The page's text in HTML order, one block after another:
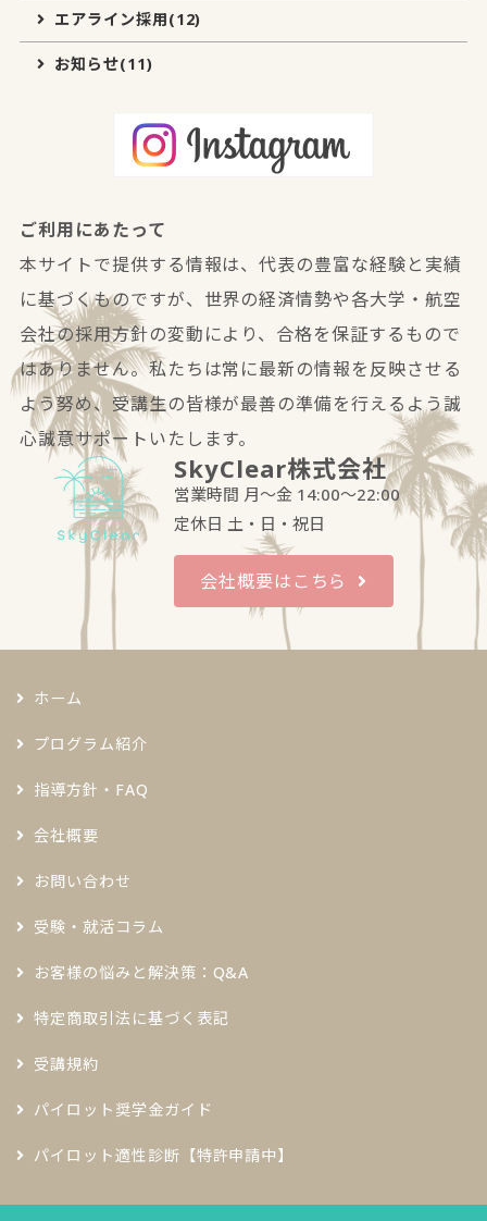
エアライン採用(12)
お知らせ(11)
ご利用にあたって
本サイトで提供する情報は、代表の豊富な経験と実績
に基づくものですが、世界の経済情勢や各大学・航空
会社の採用方針の変動により、合格を保証するもので
はありません。私たちは常に最新の情報を反映させる
よう努め、受講生の皆様が最善の準備を行えるよう誠
心誠意サポートいたします。
SkyClear株式会社
営業時間 月～金 14:00～22:00
定休日 土・日・祝日
会社概要はこちら
ホーム
プログラム紹介
指導方針・FAQ
会社概要
お問い合わせ
受験・就活コラム
お客様の悩みと解決策：Q&A
特定商取引法に基づく表記
受講規約
パイロット奨学金ガイド
パイロット適性診断【特許申請中】